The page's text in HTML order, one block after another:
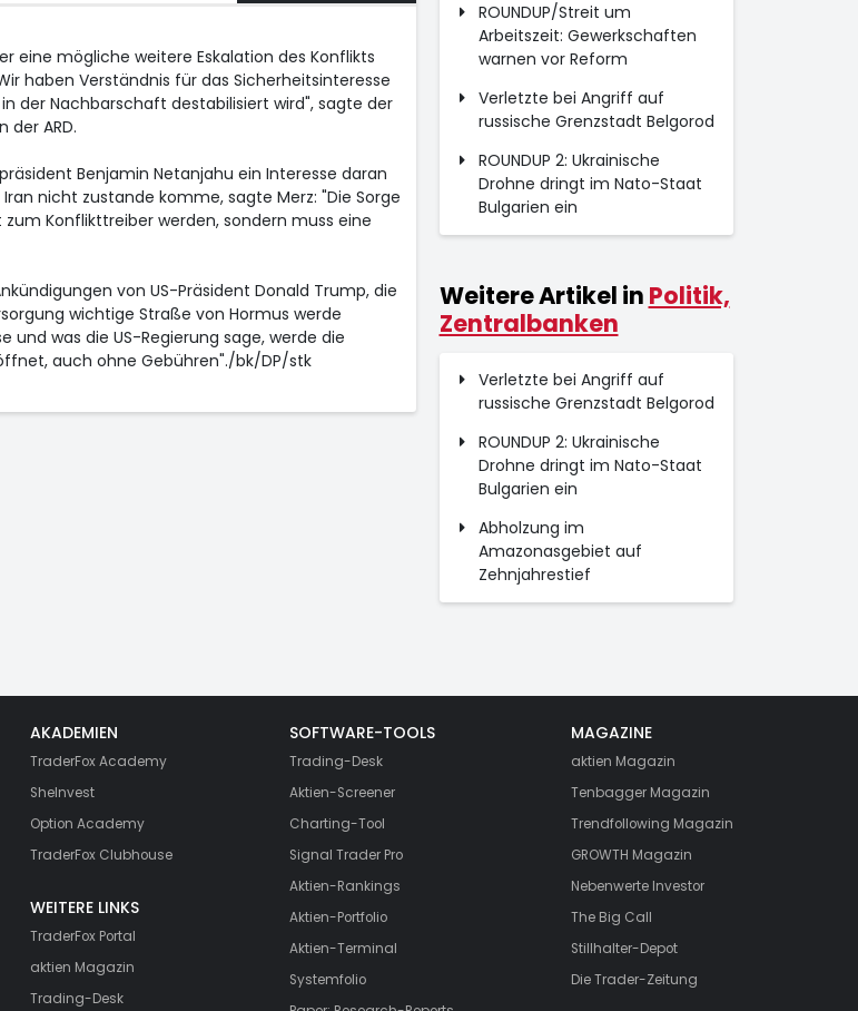
eine mögliche weitere Eskalation des Konflikts
haben Verständnis für das Sicherheitsinteresse
der Nachbarschaft destabilisiert wird", sagte der
der ARD.
Benjamin Netanjahu ein Interesse daran
nicht zustande komme, sagte Merz: "Die Sorge
Konflikttreiber werden, sondern muss eine
von US-Präsident Donald Trump, die
wichtige Straße von Hormus werde
was die US-Regierung sage, werde die
auch ohne Gebühren"./bk/DP/stk
ROUNDUP/Streit um
Arbeitszeit: Gewerkschaften
warnen vor Reform
Verletzte bei Angriff auf
russische Grenzstadt Belgorod
ROUNDUP 2: Ukrainische
Drohne dringt im Nato-Staat
Bulgarien ein
Weitere Artikel in Politik,
Zentralbanken
Verletzte bei Angriff auf
russische Grenzstadt Belgorod
ROUNDUP 2: Ukrainische
Drohne dringt im Nato-Staat
Bulgarien ein
Abholzung im
Amazonasgebiet auf
Zehnjahrestief
AKADEMIEN
TraderFox Academy
SheInvest
Option Academy
TraderFox Clubhouse
WEITERE LINKS
TraderFox Portal
aktien Magazin
Trading-Desk
SOFTWARE-TOOLS
Trading-Desk
Aktien-Screener
Charting-Tool
Signal Trader Pro
Aktien-Rankings
Aktien-Portfolio
Aktien-Terminal
Systemfolio
MAGAZINE
aktien Magazin
Tenbagger Magazin
Trendfollowing Magazin
GROWTH Magazin
Nebenwerte Investor
The Big Call
Stillhalter-Depot
Die Trader-Zeitung